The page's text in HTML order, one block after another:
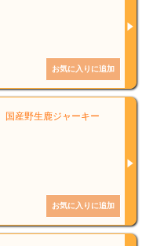
国産野生鹿ジャーキー